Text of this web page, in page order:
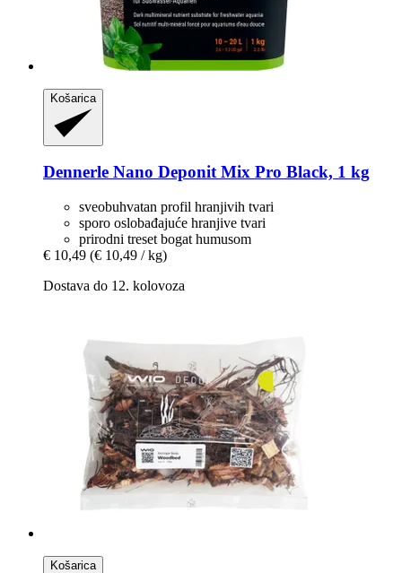
Košarica
Dennerle Nano Deponit Mix Pro Black, 1 kg
sveobuhvatan profil hranjivih tvari
sporo oslobađajuće hranjive tvari
prirodni treset bogat humusom
€ 10,49 (€ 10,49 / kg)
Dostava do 12. kolovoza
Košarica